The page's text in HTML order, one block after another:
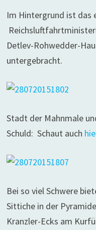
Im Hintergrund ist das
Detlev-Rohwedder-
untergebracht.
Stadt der Mahnmale
Schuld: Schaut auch
Bei so viel Schwere
Sittiche in der
Kranzler-Ecks am